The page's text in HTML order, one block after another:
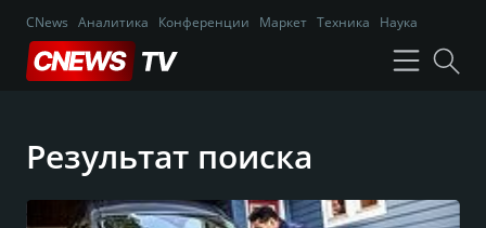
CNews Аналитика Конференции Маркет Техника Наука
Результат поиска